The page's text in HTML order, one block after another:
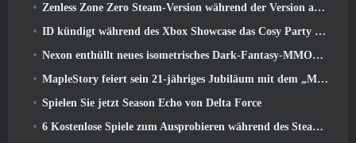
Zenless Zone Zero Steam-Version während der Version angekündigt 2.8 Sonderprogramm
ID kündigt während des Xbox Showcase das Cosy Party Platformer-Spiel Totopia an, Startet Beta-Rekrutierung
Nexon enthüllt neues isometrisches Dark-Fantasy-MMORPG, Glut der Ungekrönten
MapleStory feiert sein 21-jähriges Jubiläum mit dem „Maple University Event“
Spielen Sie jetzt Season Echo von Delta Force
6 Kostenlose Spiele zum Ausprobieren während des Steam Medieval Fest